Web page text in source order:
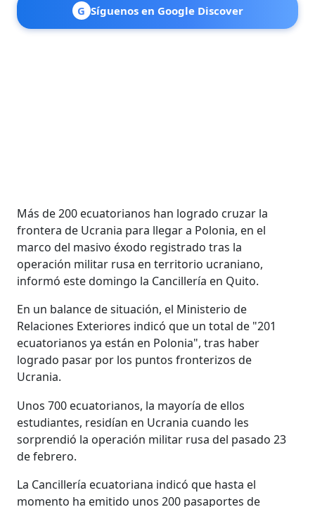
G Síguenos en Google Discover
Más de 200 ecuatorianos han logrado cruzar la
frontera de Ucrania para llegar a Polonia, en el
marco del masivo éxodo registrado tras la
operación militar rusa en territorio ucraniano,
informó este domingo la Cancillería en Quito.
En un balance de situación, el Ministerio de
Relaciones Exteriores indicó que un total de "201
ecuatorianos ya están en Polonia", tras haber
logrado pasar por los puntos fronterizos de
Ucrania.
Unos 700 ecuatorianos, la mayoría de ellos
estudiantes, residían en Ucrania cuando les
sorprendió la operación militar rusa del pasado 23
de febrero.
La Cancillería ecuatoriana indicó que hasta el
momento ha emitido unos 200 pasaportes de